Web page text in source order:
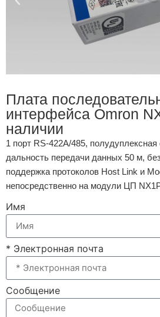
Плата
интерфейса Omron
наличии
1 порт RS-422A/485,
дальность передачи данных 50 м,
поддержка протоколов Host Link и
непосредственно на модули ЦП
Имя
* Электронная почта
Сообщение